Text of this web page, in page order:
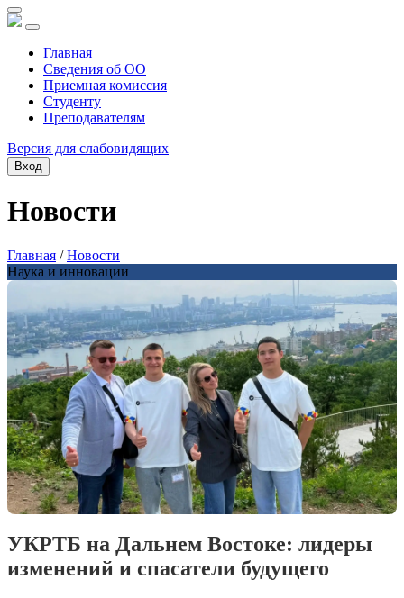
Главная
Сведения об ОО
Приемная комиссия
Студенту
Преподавателям
Версия для слабовидящих
Вход
Новости
Главная /Новости
Наука и инновации
УКРТБ на Дальнем Востоке: лидеры
изменений и спасатели будущего